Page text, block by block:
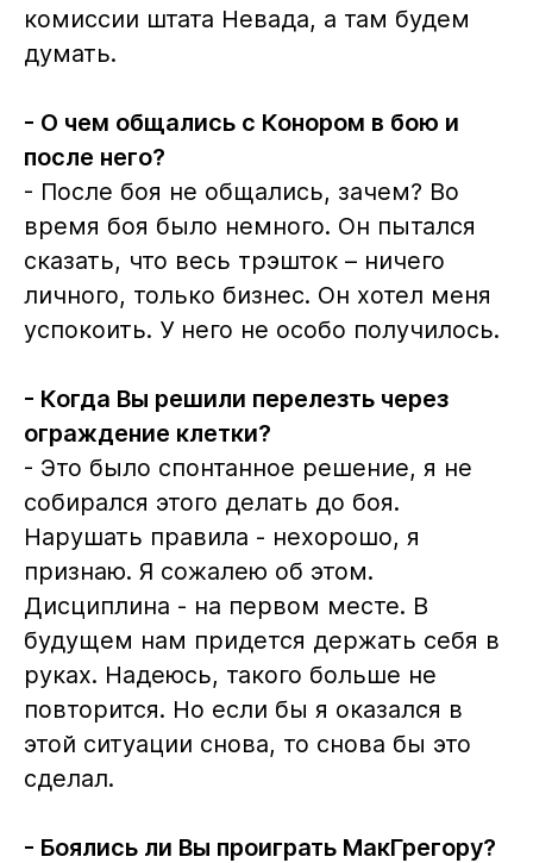
комиссии штата Невада, а там будем
думать.
- О чем общались с Конором в бою и
после него?
- После боя не общались, зачем? Во
время боя было немного. Он пытался
сказать, что весь трэшток – ничего
личного, только бизнес. Он хотел меня
успокоить. У него не особо получилось.
- Когда Вы решили перелезть через
ограждение клетки?
- Это было спонтанное решение, я не
собирался этого делать до боя.
Нарушать правила - нехорошо, я
признаю. Я сожалею об этом.
Дисциплина - на первом месте. В
будущем нам придется держать себя в
руках. Надеюсь, такого больше не
повторится. Но если бы я оказался в
этой ситуации снова, то снова бы это
сделал.
- Боялись ли Вы проиграть МакГрегору?